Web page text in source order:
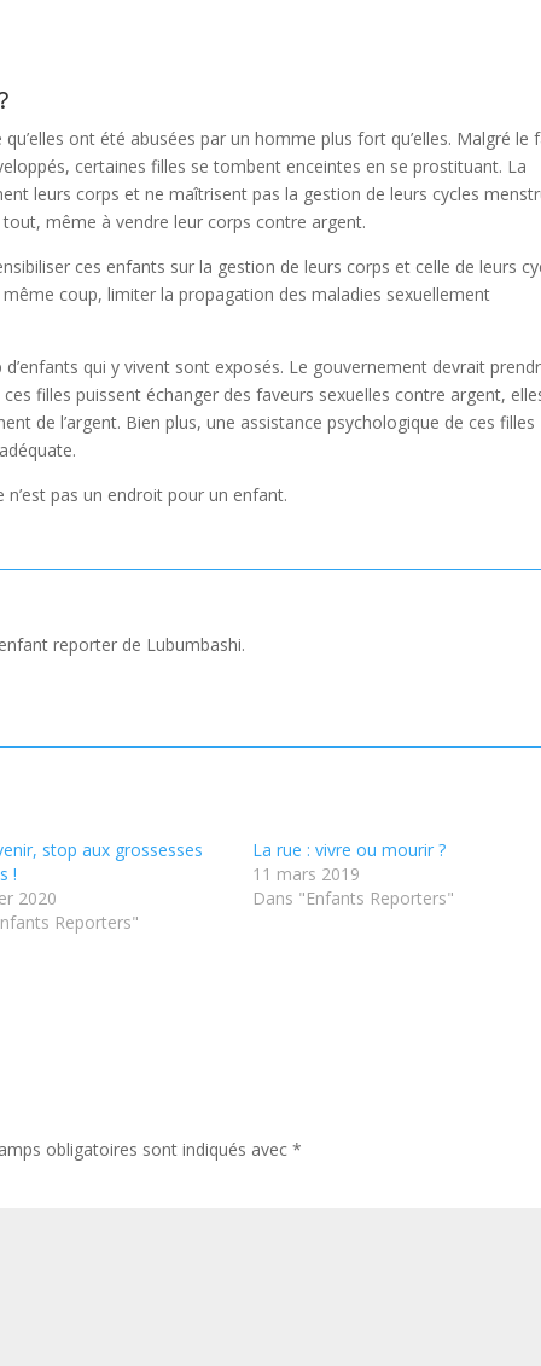
ont été abusées par un homme plus fort qu’elles. Malgré le
certaines filles se tombent enceintes en se prostituant. La
leurs corps et ne maîtrisent pas la gestion de leurs cycles
même à vendre leur corps contre argent.
ces enfants sur la gestion de leurs corps et celle de leurs
coup, limiter la propagation des maladies sexuellement
qui y vivent sont exposés. Le gouvernement devrait
filles puissent échanger des faveurs sexuelles contre argent,
de l’argent. Bien plus, une assistance psychologique de ces filles
pas un endroit pour un enfant.
reporter de Lubumbashi.
stop aux grossesses
!
2020
Reporters"
La rue : vivre ou mourir ?
11 mars 2019
Dans "Enfants Reporters"
obligatoires sont indiqués avec*